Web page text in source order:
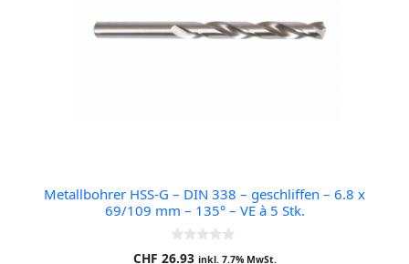
Metallbohrer HSS-G – DIN 338 – geschliffen – 6.8 x
69/109 mm – 135° – VE à 5 Stk.
0
CHF 26.93 inkl. 7.7% MwSt.